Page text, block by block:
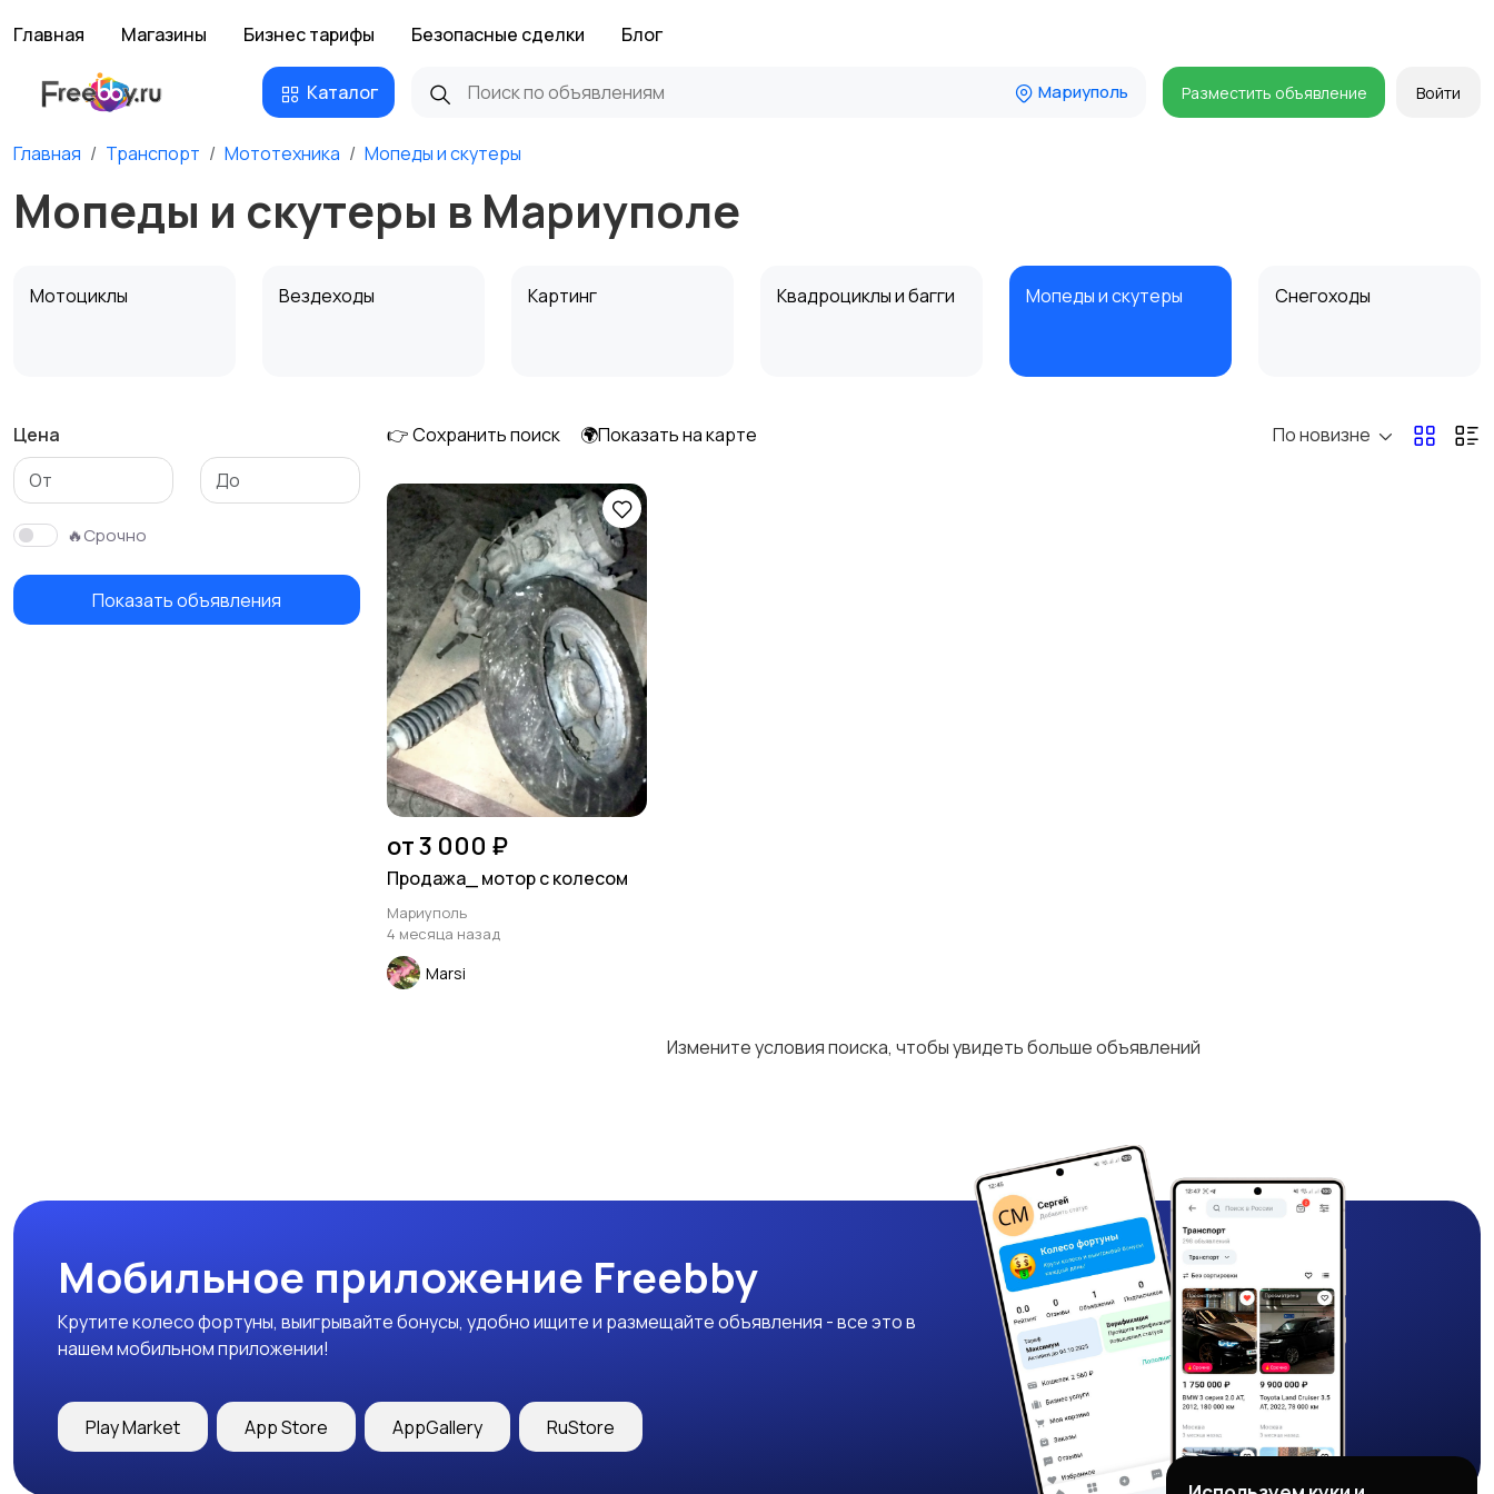
Главная Магазины Бизнес тарифы Безопасные сделки Блог
Каталог Мариуполь Разместить объявление Войти
Главная Транспорт Мототехника Мопеды и скутеры
Мопеды и скутеры в Мариуполе
Мотоциклы Вездеходы Картинг Квадроциклы и багги Мопеды и скутеры Снегоходы
Цена
🔥Срочно
Показать объявления
👉 Сохранить поиск 🌍Показать на карте По новизне
от 3 000 ₽
Продажа_ мотор с колесом
Мариуполь
4 месяца назад
Marsi
Измените условия поиска, чтобы увидеть больше объявлений
Мобильное приложение Freebby
Крутите колесо фортуны, выигрывайте бонусы, удобно ищите и размещайте объявления - все это в
нашем мобильном приложении!
Play Market App Store AppGallery RuStore